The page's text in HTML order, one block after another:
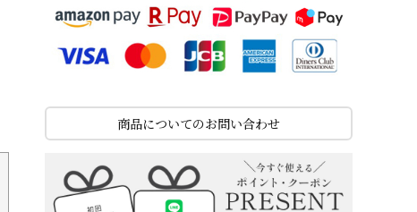
商品についてのお問い合わせ